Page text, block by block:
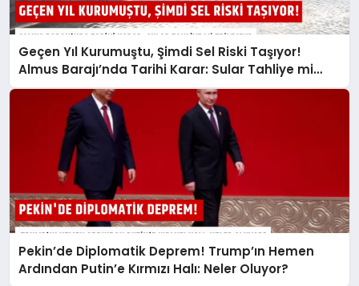
Geçen Yıl Kurumuştu, Şimdi Sel Riski Taşıyor!
Almus Barajı’nda Tarihi Karar: Sular Tahliye mi
Edilecek?
Pekin’de Diplomatik Deprem! Trump’ın Hemen
Ardından Putin’e Kırmızı Halı: Neler Oluyor?